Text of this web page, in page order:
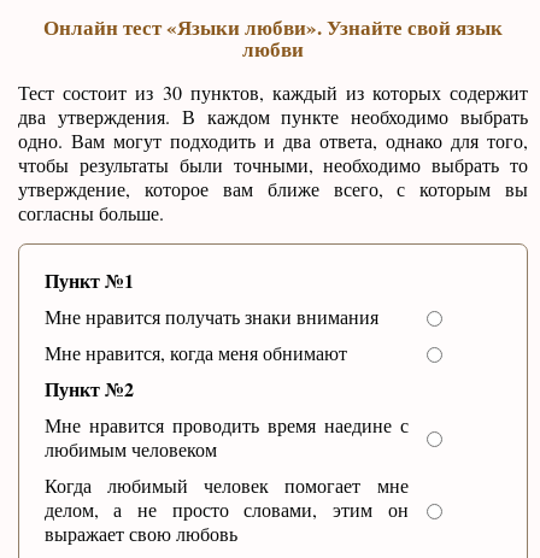
Онлайн тест «Языки любви». Узнайте свой язык
любви
Тест состоит из 30 пунктов, каждый из которых содержит
два утверждения. В каждом пункте необходимо выбрать
одно. Вам могут подходить и два ответа, однако для того,
чтобы результаты были точными, необходимо выбрать то
утверждение, которое вам ближе всего, с которым вы
согласны больше.
Пункт №1
Мне нравится получать знаки внимания
Мне нравится, когда меня обнимают
Пункт №2
Мне нравится проводить время наедине с
любимым человеком
Когда любимый человек помогает мне
делом, а не просто словами, этим он
выражает свою любовь